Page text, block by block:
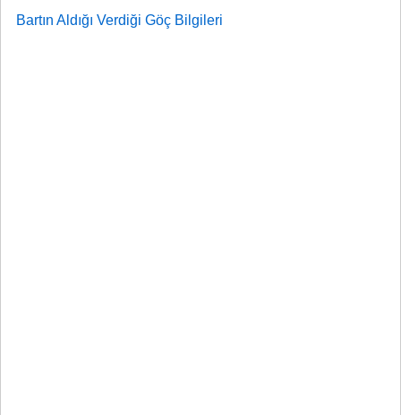
Bartın Aldığı Verdiği Göç Bilgileri